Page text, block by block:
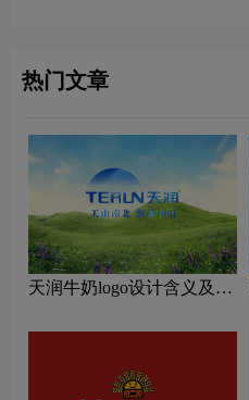
热门文章
天润牛奶logo设计含义及乳